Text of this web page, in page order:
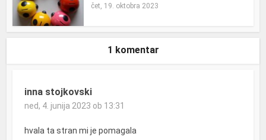
čet, 19. oktobra 2023
1 komentar
inna stojkovski
ned, 4. junija 2023 ob 13:31
hvala ta stran mi je pomagala